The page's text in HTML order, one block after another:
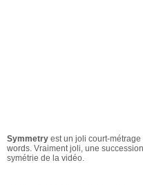
Symmetry est un joli court-
words. Vraiment joli, une
symétrie de la vidéo.